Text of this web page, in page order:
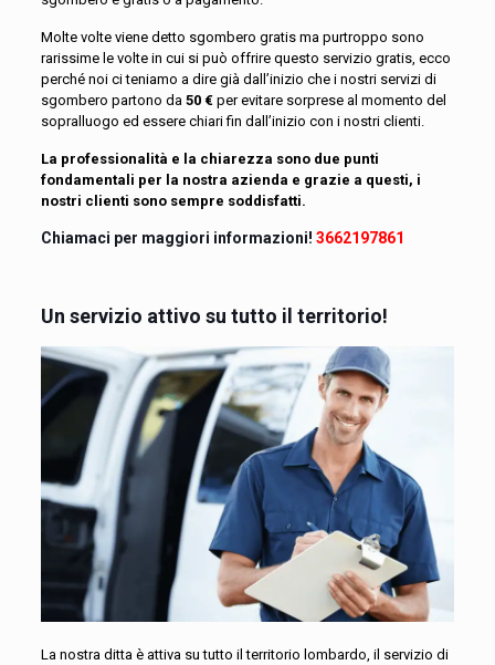
Molte volte viene detto sgombero gratis ma purtroppo sono
rarissime le volte in cui si può offrire questo servizio gratis, ecco
perché noi ci teniamo a dire già dall’inizio che i nostri servizi di
sgombero partono da 50 €per evitare sorprese al momento del
sopralluogo ed essere chiari fin dall’inizio con i nostri clienti.
La professionalità e la chiarezza sono due punti
fondamentali per la nostra azienda e grazie a questi, i
nostri clienti sono sempre soddisfatti.
Chiamaci per maggiori informazioni! 3662197861
Un servizio attivo su tutto il territorio!
La nostra ditta è attiva su tutto il territorio lombardo, il servizio di